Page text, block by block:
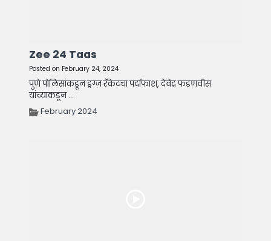
Zee 24 Taas
Posted on February 24, 2024
पुणे पोलिसांकडून ड्रग्ज रॅकेटचा पर्दाफाश, देवेंद्र फडणवीस
यांच्याकडून ...
February 2024